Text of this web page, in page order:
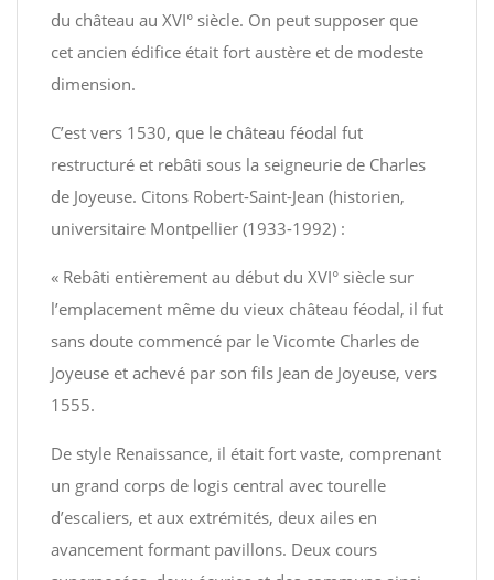
du château au XVI° siècle. On peut supposer que
cet ancien édifice était fort austère et de modeste
dimension.
C’est vers 1530, que le château féodal fut
restructuré et rebâti sous la seigneurie de Charles
de Joyeuse. Citons Robert-Saint-Jean (historien,
universitaire Montpellier (1933-1992) :
« Rebâti entièrement au début du XVI° siècle sur
l’emplacement même du vieux château féodal, il fut
sans doute commencé par le Vicomte Charles de
Joyeuse et achevé par son fils Jean de Joyeuse, vers
1555.
De style Renaissance, il était fort vaste, comprenant
un grand corps de logis central avec tourelle
d’escaliers, et aux extrémités, deux ailes en
avancement formant pavillons. Deux cours